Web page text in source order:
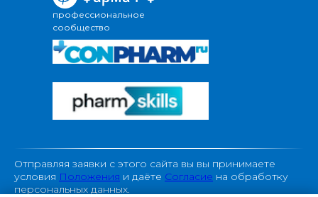
профессиональное
сообщество
Отправляя заявки с этого сайта вы вы принимаете
условия Положения и даёте Согласие на обработку
персональных данных.